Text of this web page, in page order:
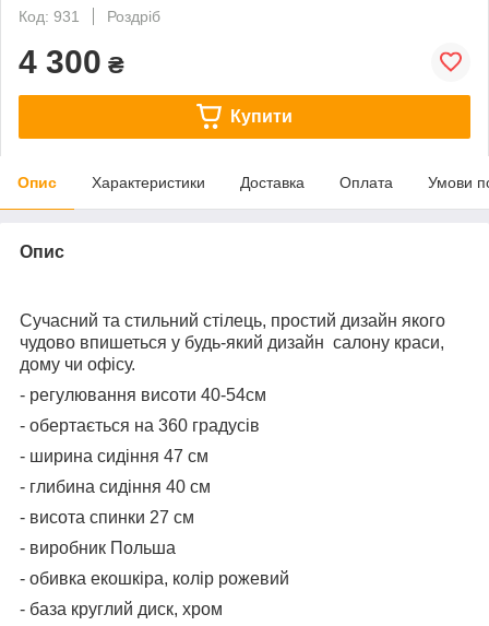
Код: 931
Роздріб
4 300 ₴
Купити
Опис Характеристики Доставка Оплата Умови
Опис
Сучасний та стильний стілець, простий дизайн якого
чудово впишеться у будь-який дизайн салону краси,
дому чи офісу.
- регулювання висоти 40-54см
- обертається на 360 градусів
- ширина сидіння 47 см
- глибина сидіння 40 см
- висота спинки 27 см
- виробник Польша
- обивка екошкіра, колір рожевий
- база круглий диск, хром